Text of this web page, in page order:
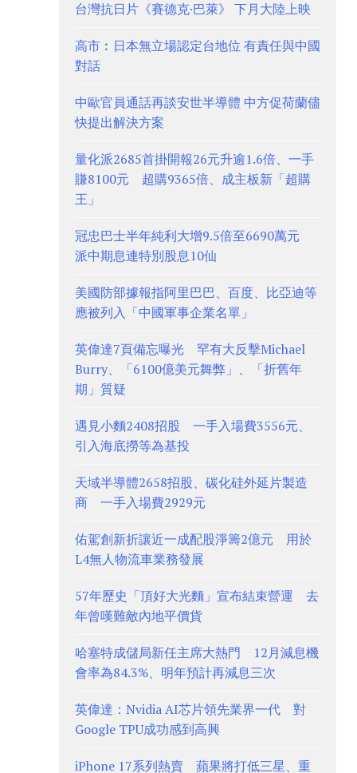
台灣抗日片《賽德克·巴萊》 下月大陸上映
高市︰日本無立場認定台地位 有責任與中國
對話
中歐官員通話再談安世半導體 中方促荷蘭儘
快提出解決方案
量化派2685首掛開報26元升逾1.6倍、一手
賺8100元 超購9365倍、成主板新「超購
王」
冠忠巴士半年純利大增9.5倍至6690萬元
派中期息連特別股息10仙
美國防部據報指阿里巴巴、百度、比亞迪等
應被列入「中國軍事企業名單」
英偉達7頁備忘曝光 罕有大反擊Michael
Burry、「6100億美元舞弊」、「折舊年
期」質疑
遇見小麵2408招股 一手入場費3556元、
引入海底撈等為基投
天域半導體2658招股、碳化硅外延片製造
商 一手入場費2929元
佑駕創新折讓近一成配股淨籌2億元 用於
L4無人物流車業務發展
57年歷史「頂好大光麵」宣布結束營運 去
年曾嘆難敵內地平價貨
哈塞特成儲局新任主席大熱門 12月減息機
會率為84.3%、明年預計再減息三次
英偉達：Nvidia AI芯片領先業界一代 對
Google TPU成功感到高興
iPhone 17系列熱賣 蘋果將打低三星、重